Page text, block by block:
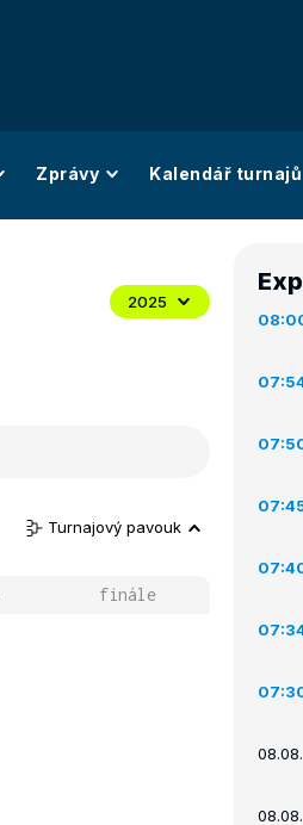
Zprávy Kalendář turnajů
2025
Turnajový pavouk
finále
08.08.
08.08.